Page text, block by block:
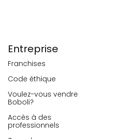
Entreprise
Franchises
Code éthique
Voulez-vous vendre
Boboli?
Accès à des
professionnels